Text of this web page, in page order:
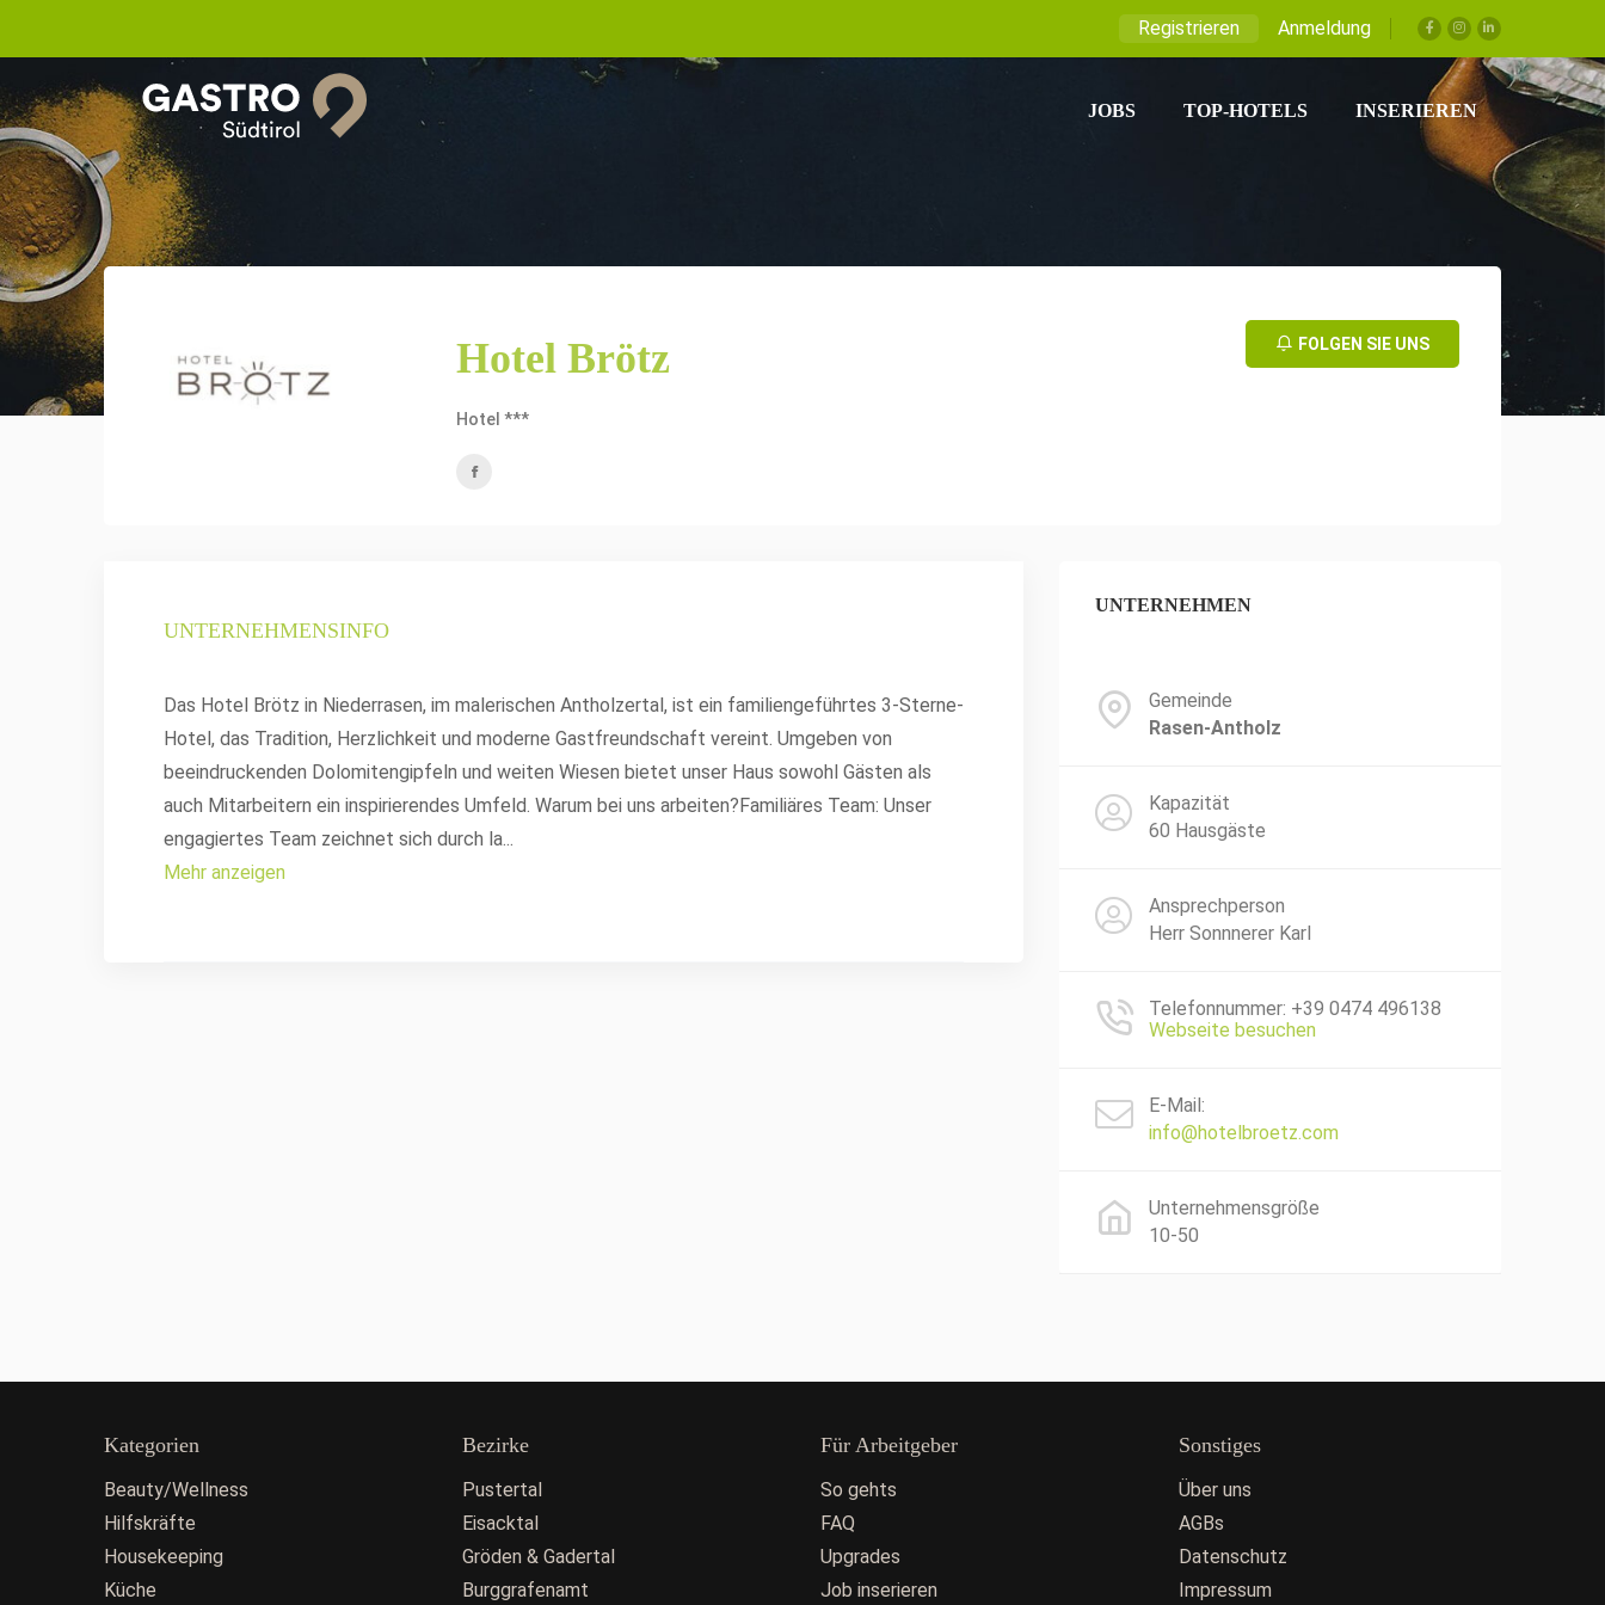
Registrieren Anmeldung
JOBS TOP-HOTELS INSERIEREN
Hotel Brötz
Hotel ***
FOLGEN SIE UNS
UNTERNEHMENSINFO
Das Hotel Brötz in Niederrasen, im malerischen Antholzertal, ist ein familiengeführtes 3-Sterne-
Hotel, das Tradition, Herzlichkeit und moderne Gastfreundschaft vereint. Umgeben von
beeindruckenden Dolomitengipfeln und weiten Wiesen bietet unser Haus sowohl Gästen als
auch Mitarbeitern ein inspirierendes Umfeld. Warum bei uns arbeiten?Familiäres Team: Unser
engagiertes Team zeichnet sich durch la...
Mehr anzeigen
UNTERNEHMEN
Gemeinde
Rasen-Antholz
Kapazität
60 Hausgäste
Ansprechperson
Herr Sonnnerer Karl
Telefonnummer: +39 0474 496138
Webseite besuchen
E-Mail:
info@hotelbroetz.com
Unternehmensgröße
10-50
Kategorien
Beauty/Wellness
Hilfskräfte
Housekeeping
Küche
Bezirke
Pustertal
Eisacktal
Gröden & Gadertal
Burggrafenamt
Für Arbeitgeber
So gehts
FAQ
Upgrades
Job inserieren
Sonstiges
Über uns
AGBs
Datenschutz
Impressum